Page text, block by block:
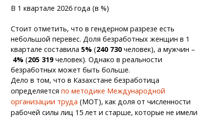
В 1 квартале 2026 года (в %)
Стоит отметить, что в гендерном разрезе есть
небольшой перевес. Доля безработных женщин в 1
квартале составила 5%(240 730человек), а мужчин –
4% (205 319человек). Однако в реальности
безработных может быть больше.
Дело в том, что в Казахстане безработица
определяетсяпо методике Международной
организации труда (МОТ), как доля от численности
рабочей силы лиц 15 лет и старше, которые не имели